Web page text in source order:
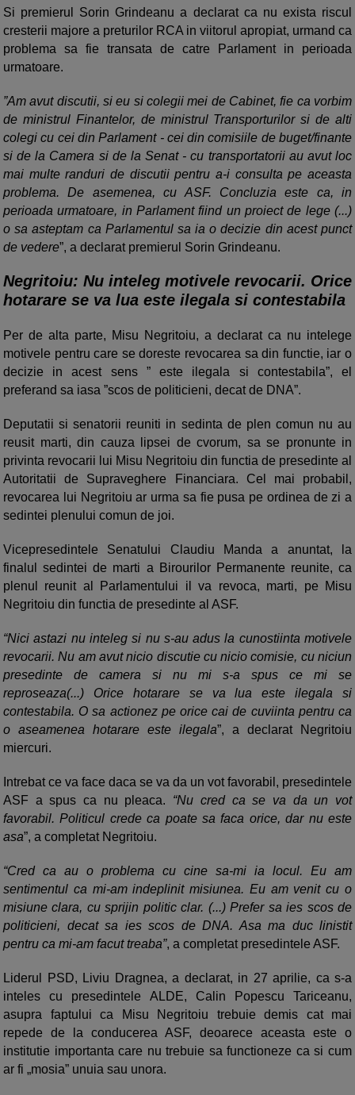
Si premierul Sorin Grindeanu a declarat ca nu exista riscul
cresterii majore a preturilor RCA in viitorul apropiat, urmand ca
problema sa fie transata de catre Parlament in perioada
urmatoare.
”Am avut discutii, si eu si colegii mei de Cabinet, fie ca vorbim
de ministrul Finantelor, de ministrul Transporturilor si de alti
colegi cu cei din Parlament - cei din comisiile de buget/finante
si de la Camera si de la Senat - cu transportatorii au avut loc
mai multe randuri de discutii pentru a-i consulta pe aceasta
problema. De asemenea, cu ASF. Concluzia este ca, in
perioada urmatoare, in Parlament fiind un proiect de lege (...)
o sa asteptam ca Parlamentul sa ia o decizie din acest punct
de vedere”, a declarat premierul Sorin Grindeanu.
Negritoiu: Nu inteleg motivele revocarii. Orice
hotarare se va lua este ilegala si contestabila
Per de alta parte, Misu Negritoiu, a declarat ca nu intelege
motivele pentru care se doreste revocarea sa din functie, iar o
decizie in acest sens ” este ilegala si contestabila”, el
preferand sa iasa ”scos de politicieni, decat de DNA”.
Deputatii si senatorii reuniti in sedinta de plen comun nu au
reusit marti, din cauza lipsei de cvorum, sa se pronunte in
privinta revocarii lui Misu Negritoiu din functia de presedinte al
Autoritatii de Supraveghere Financiara. Cel mai probabil,
revocarea lui Negritoiu ar urma sa fie pusa pe ordinea de zi a
sedintei plenului comun de joi.
Vicepresedintele Senatului Claudiu Manda a anuntat, la
finalul sedintei de marti a Birourilor Permanente reunite, ca
plenul reunit al Parlamentului il va revoca, marti, pe Misu
Negritoiu din functia de presedinte al ASF.
“Nici astazi nu inteleg si nu s-au adus la cunostiinta motivele
revocarii. Nu am avut nicio discutie cu nicio comisie, cu niciun
presedinte de camera si nu mi s-a spus ce mi se
reproseaza(...) Orice hotarare se va lua este ilegala si
contestabila. O sa actionez pe orice cai de cuviinta pentru ca
o aseamenea hotarare este ilegala”, a declarat Negritoiu
miercuri.
Intrebat ce va face daca se va da un vot favorabil, presedintele
ASF a spus ca nu pleaca. “Nu cred ca se va da un vot
favorabil. Politicul crede ca poate sa faca orice, dar nu este
asa”, a completat Negritoiu.
“Cred ca au o problema cu cine sa-mi ia locul. Eu am
sentimentul ca mi-am indeplinit misiunea. Eu am venit cu o
misiune clara, cu sprijin politic clar. (...) Prefer sa ies scos de
politicieni, decat sa ies scos de DNA. Asa ma duc linistit
pentru ca mi-am facut treaba”, a completat presedintele ASF.
Liderul PSD, Liviu Dragnea, a declarat, in 27 aprilie, ca s-a
inteles cu presedintele ALDE, Calin Popescu Tariceanu,
asupra faptului ca Misu Negritoiu trebuie demis cat mai
repede de la conducerea ASF, deoarece aceasta este o
institutie importanta care nu trebuie sa functioneze ca si cum
ar fi „mosia” unuia sau unora.